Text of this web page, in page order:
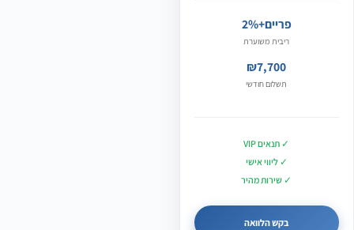
פריים+2%
ריבית משוערת
₪7,700
תשלום חודשי
✓ תנאים VIP
✓ ליווי אישי
✓ שירות מהיר
בקש הלוואה